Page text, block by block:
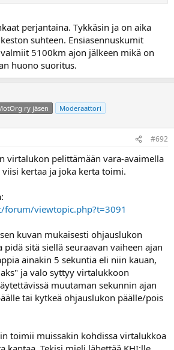
perjantaina. Tykkäsin ja on aika
suhteen. Ensiasennuskumit
5100km ajon jälkeen mikä on
huono suoritus.
ry jäsen Moderaattori
#692
virtalukon pelittämään vara-avaimella
kertaa ja joka kerta toimi.
viewtopic.php?t=3091
kuvan mukaisesti ohjauslukon
pidä sitä siellä seuraavan vaiheen ajan
ainakin 5 sekuntia eli niin kauan,
ja valo syttyy virtalukkoon
muutaman sekunnin ajan
tai kytkeä ohjauslukon päälle/pois
toimii muissakin kohdissa virtalukkoa